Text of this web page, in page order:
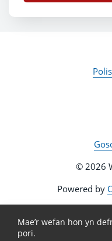
© 2026
Powered by
Mae’r wefan hon yn
pori.